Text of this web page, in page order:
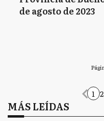
de agosto de 2023
1 2
MÁS LEÍDAS